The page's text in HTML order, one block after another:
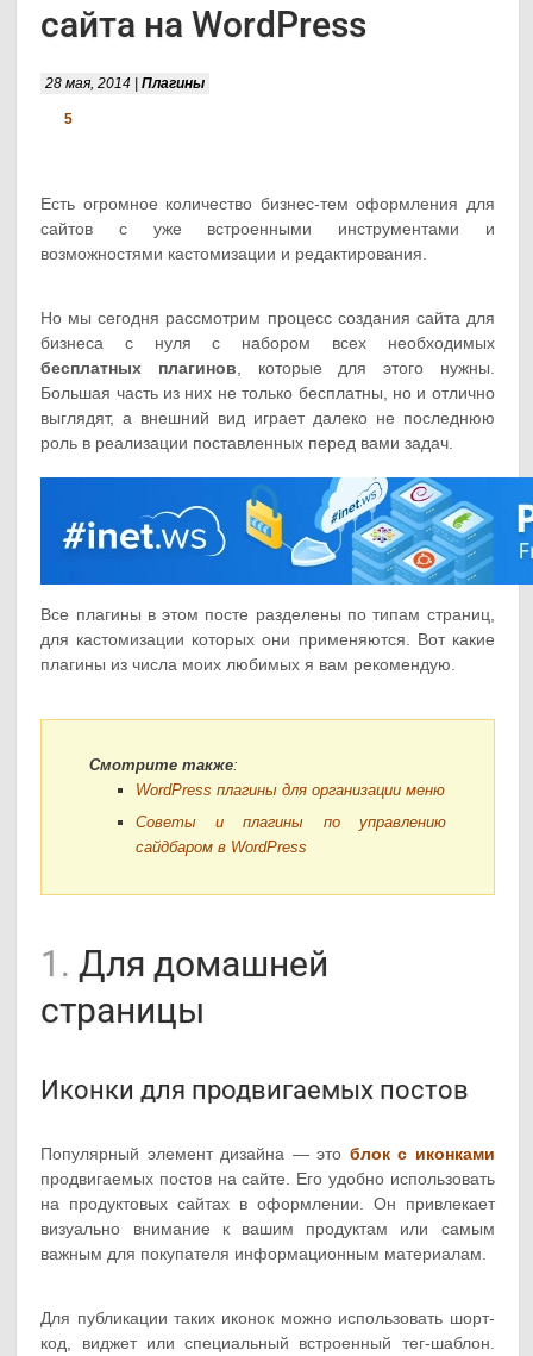
сайта на WordPress
28 мая, 2014 |Плагины
5
Есть огромное количество бизнес-тем оформления для
сайтов с уже встроенными инструментами и
возможностями кастомизации и редактирования.
Но мы сегодня рассмотрим процесс создания сайта для
бизнеса с нуля с набором всех необходимых
бесплатных плагинов , которые для этого нужны.
Большая часть из них не только бесплатны, но и отлично
выглядят, а внешний вид играет далеко не последнюю
роль в реализации поставленных перед вами задач.
Все плагины в этом посте разделены по типам страниц,
для кастомизации которых они применяются. Вот какие
плагины из числа моих любимых я вам рекомендую.
Смотрите также:
WordPress плагины для организации меню
Советы и плагины по управлению
сайдбаром в WordPress
1. Для домашней
страницы
Иконки для продвигаемых постов
Популярный элемент дизайна — это блок с иконками
продвигаемых постов на сайте. Его удобно использовать
на продуктовых сайтах в оформлении. Он привлекает
визуально внимание к вашим продуктам или самым
важным для покупателя информационным материалам.
Для публикации таких иконок можно использовать шорт-
код, виджет или специальный встроенный тег-шаблон.